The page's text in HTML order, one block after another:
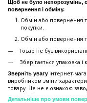
Щоб не було непорозумінь,
повернення і обміну.
Обмін або повернення
покупки.
Обмiн або повернення
Товар не був
Зберiгається упаковка і
Зверніть увагу інтернет-
виробником зміни
товару. Це не є ознакою
Детальніше про умови